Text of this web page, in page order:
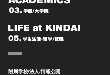
附属学校/法人/情報公開